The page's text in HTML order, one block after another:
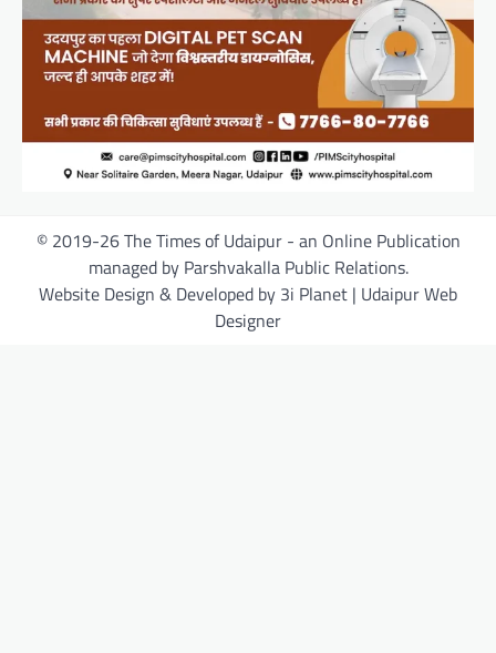
© 2019-26 The Times of Udaipur - an Online Publication
managed by Parshvakalla Public Relations.
Website Design & Developed by 3i Planet | Udaipur Web
Designer